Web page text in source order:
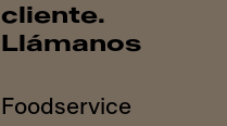
cliente.
Llámanos
Foodservice